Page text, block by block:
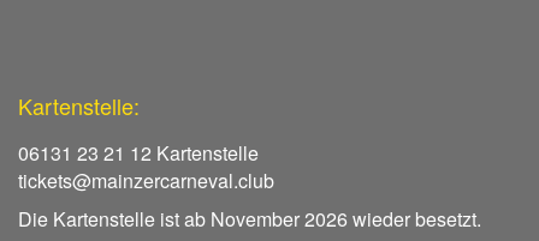
Kartenstelle:
06131 23 21 12 Kartenstelle
tickets@mainzercarneval.club
Die Kartenstelle ist ab November 2026 wieder besetzt.